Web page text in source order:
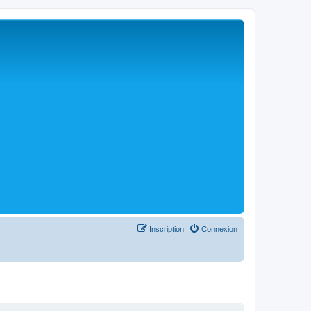
Connexion
Inscription